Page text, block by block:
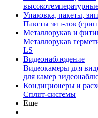
высокотемпературные
Упаковка, пакеты,
Пакеты зип-лок
Металлорукав и
Металлорукав
LS
Видеонаблюдение
Видеокамеры для
для камер
Кондиционеры и
Сплит-системы
Еще